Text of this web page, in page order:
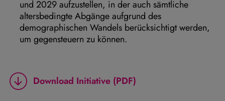
und 2029 aufzustellen, in der auch sämtliche
altersbedingte Abgänge aufgrund des
demographischen Wandels berücksichtigt werden,
um gegensteuern zu können.
Download Initiative (PDF)